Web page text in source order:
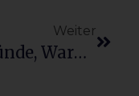
Weiter
4 Gründe, Warum Sie Die Denkweise Einer Ameise Übernehmen Sollten